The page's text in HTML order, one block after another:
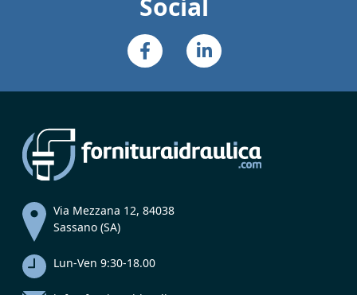
Social
Via Mezzana 12, 84038
Sassano (SA)
Lun-Ven 9:30-18.00